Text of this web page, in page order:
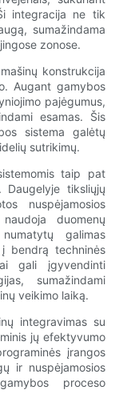
integracija ne tik
sumažindama
​​​​zonose.
konstrukcija
Augant gamybos
pajėgumus,
esamas. Šis
sistema galėtų
sutrikimų.
taip pat
tiksliųjų
nuspėjamosios
duomenų
galimas
bendrą techninės
gali įgyvendinti
sumažindami
veikimo laiką.
integravimas su
jų efektyvumo
įrangos
ir nuspėjamosios
proceso